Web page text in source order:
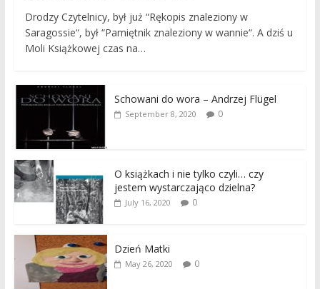
Drodzy Czytelnicy, był już “Rękopis znaleziony w
Saragossie“, był “Pamiętnik znaleziony w wannie“. A dziś u
Moli Książkowej czas na…
Schowani do wora – Andrzej Flügel
September 8, 2020 0
O książkach i nie tylko czyli… czy
jestem wystarczająco dzielna?
July 16, 2020 0
Dzień Matki
May 26, 2020 0